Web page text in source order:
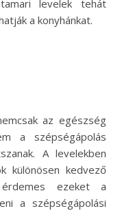
levelek tehát
a konyhánkat.
az egészség
a szépségápolás
A levelekben
különösen kedvező
ezeket a
a szépségápolási